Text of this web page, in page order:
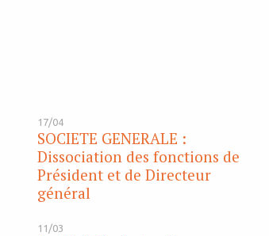
17/04
SOCIETE GENERALE :
Dissociation des fonctions de
Président et de Directeur
général
11/03